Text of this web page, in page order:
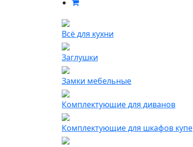
Всё для кухни
Заглушки
Замки мебельные
Комплектующие для диванов
Комплектующие для шкафов купе